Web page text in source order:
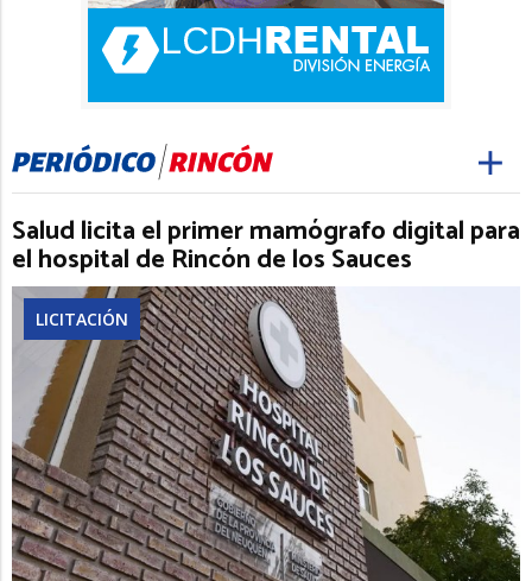
Salud licita el primer mamógrafo digital para
el hospital de Rincón de los Sauces
LICITACIÓN